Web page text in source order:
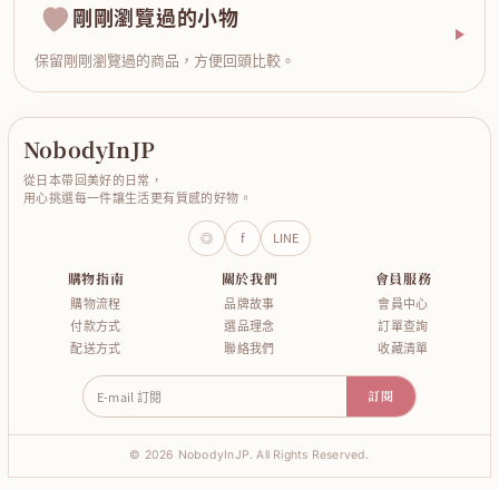
剛剛瀏覽過的小物
保留剛剛瀏覽過的商品，方便回頭比較。
NobodyInJP
從日本帶回美好的日常，
用心挑選每一件讓生活更有質感的好物。
◎ f LINE
購物指南
購物流程
付款方式
配送方式
關於我們
品牌故事
選品理念
聯絡我們
會員服務
會員中心
訂單查詢
收藏清單
E-mail 訂閱 訂閱
© 2026 NobodyInJP. All Rights Reserved.